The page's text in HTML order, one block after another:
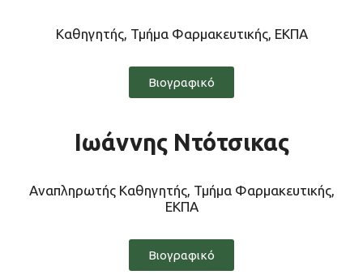
Καθηγητής, Τμήμα Φαρμακευτικής, ΕΚΠΑ
Βιογραφικό
Ιωάννης Ντότσικας
Αναπληρωτής Καθηγητής, Τμήμα Φαρμακευτικής,
ΕΚΠΑ
Βιογραφικό